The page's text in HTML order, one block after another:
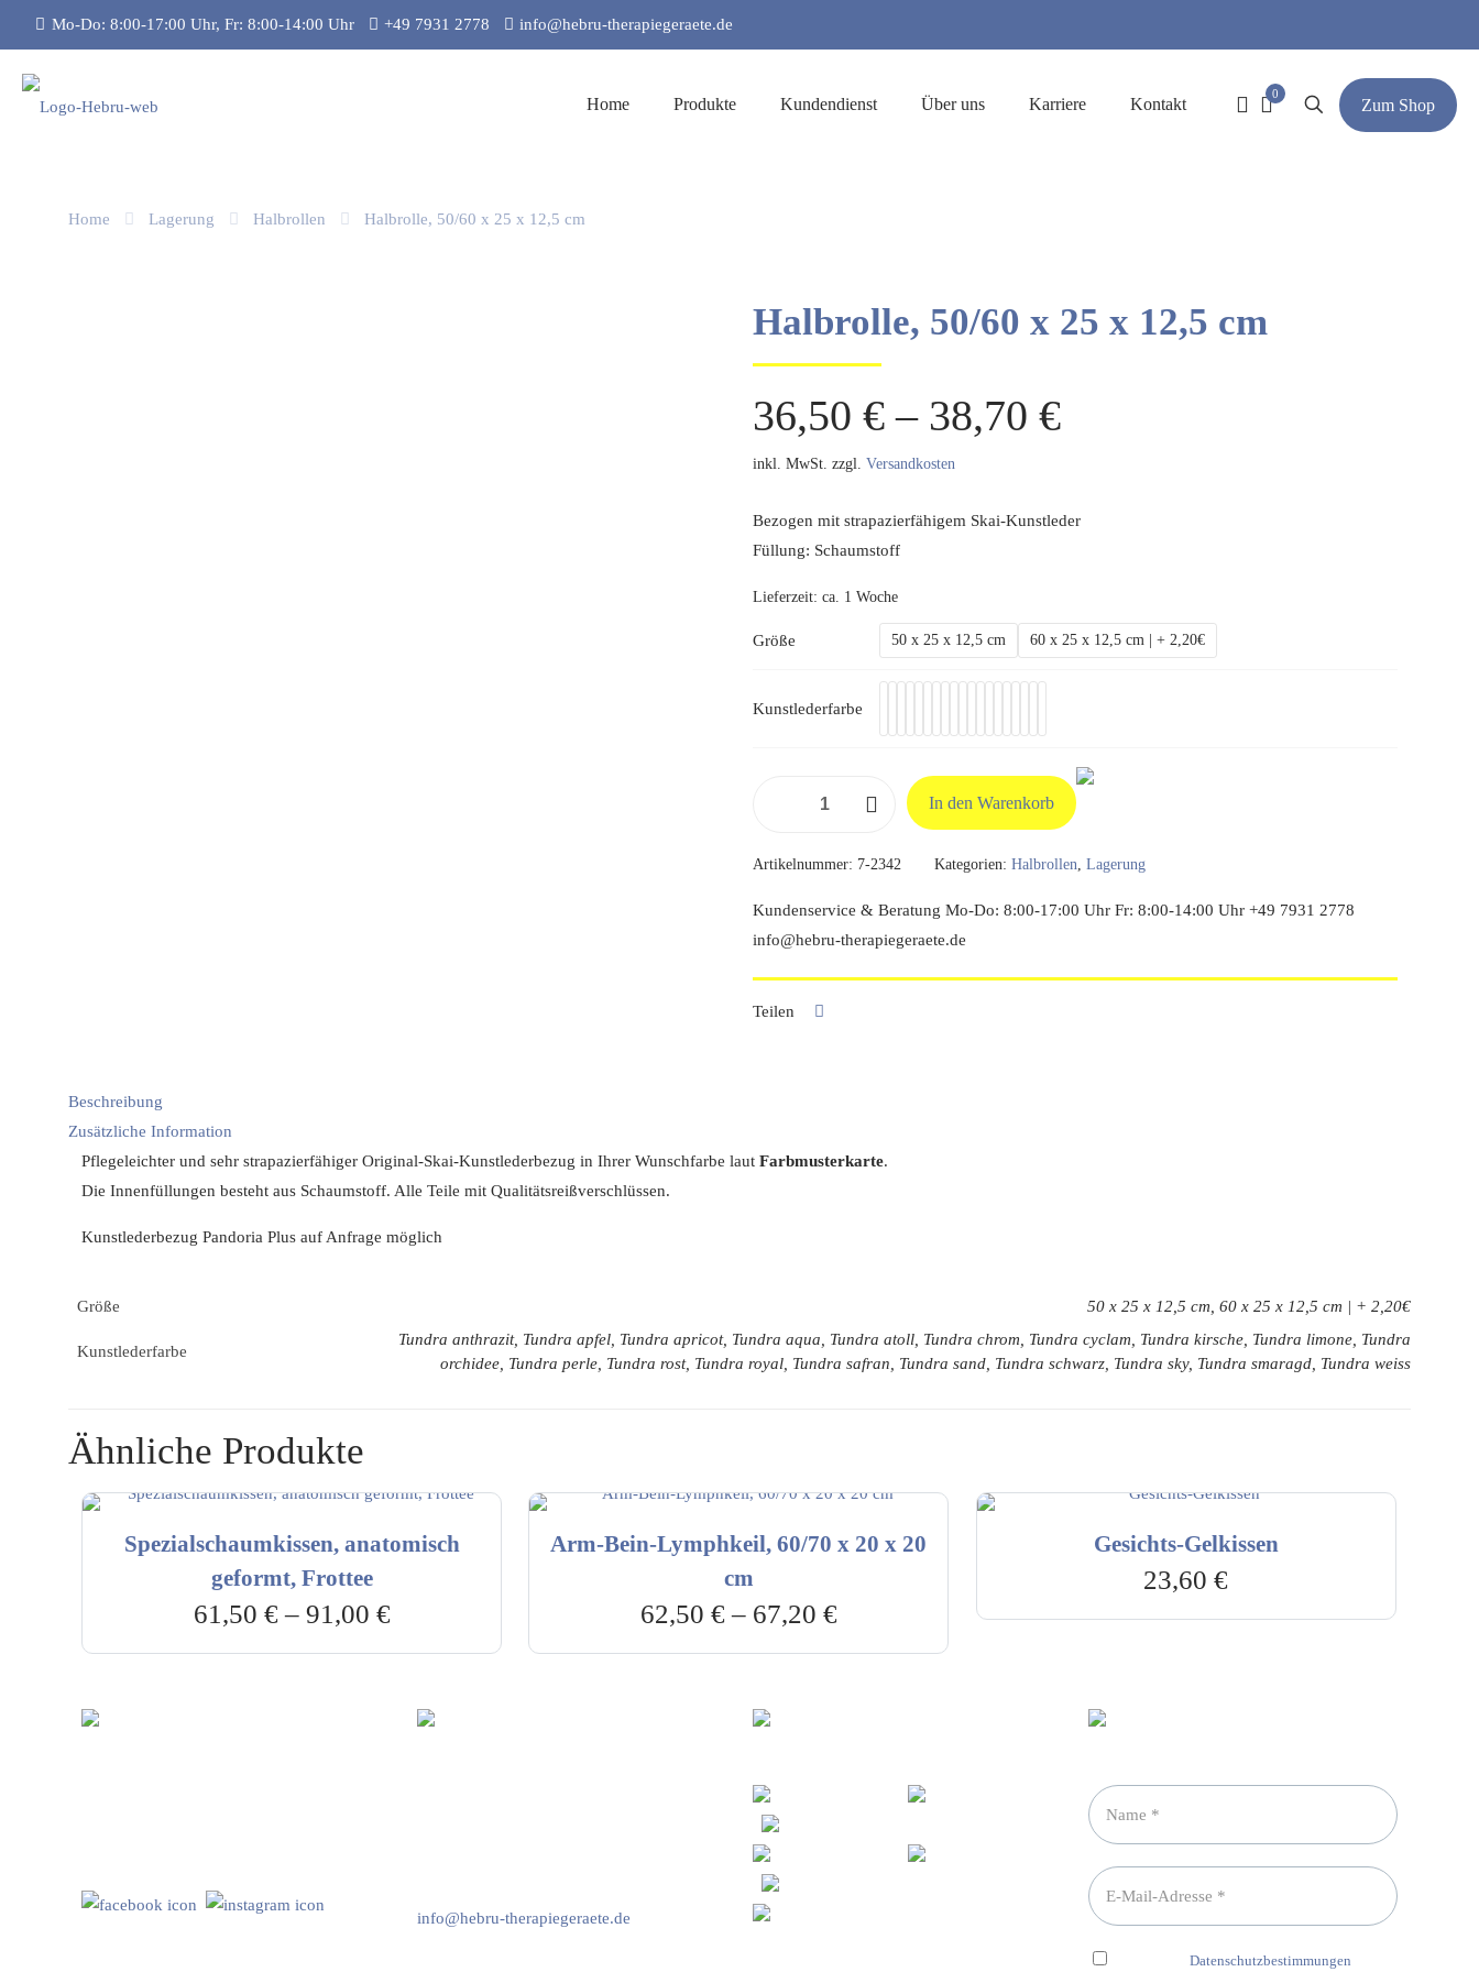
Mo-Do: 8:00-17:00 Uhr, Fr: 8:00-14:00 Uhr +49 7931 2778 info@hebru-therapiegeraete.de
Home Produkte Kundendienst Über uns Karriere Kontakt
0
Zum Shop
Home Lagerung Halbrollen Halbrolle, 50/60 x 25 x 12,5 cm
Halbrolle, 50/60 x 25 x 12,5 cm
36,50 € – 38,70 €
inkl. MwSt. zzgl. Versandkosten
Bezogen mit strapazierfähigem Skai-Kunstleder
Füllung: Schaumstoff
Lieferzeit: ca. 1 Woche
Größe 50 x 25 x 12,5 cm 60 x 25 x 12,5 cm | + 2,20€
Kunstlederfarbe
x
12,5
In den Warenkorb
Artikelnummer: 7-2342 Kategorien: Halbrollen, Lagerung
Kundenservice & Beratung Mo-Do: 8:00-17:00 Uhr Fr: 8:00-14:00 Uhr +49 7931 2778
info@hebru-therapiegeraete.de
Teilen
Beschreibung
Zusätzliche Information
Pflegeleichter und sehr strapazierfähiger Original-Skai-Kunstlederbezug in Ihrer Wunschfarbe lautFarbmusterkarte.
Die Innenfüllungen besteht aus Schaumstoff. Alle Teile mit Qualitätsreißverschlüssen.
Kunstlederbezug Pandoria Plus auf Anfrage möglich
Größe 50 x 25 x 12,5 cm, 60 x 25 x 12,5 cm | + 2,20€
Kunstlederfarbe
Tundra anthrazit, Tundra apfel, Tundra apricot, Tundra aqua, Tundra atoll, Tundra chrom, Tundra cyclam, Tundra kirsche, Tundra limone, Tundra
orchidee, Tundra perle, Tundra rost, Tundra royal, Tundra safran, Tundra sand, Tundra schwarz, Tundra sky, Tundra smaragd, Tundra weiss
Ähnliche Produkte
Spezialschaumkissen, anatomisch
geformt, Frottee
61,50 €– 91,00 €
Arm-Bein-Lymphkeil, 60/70 x 20 x 20
cm
62,50 €– 67,20 €
Gesichts-Gelkissen
23,60€
info@hebru-therapiegeraete.de
Datenschutzbestimmungen